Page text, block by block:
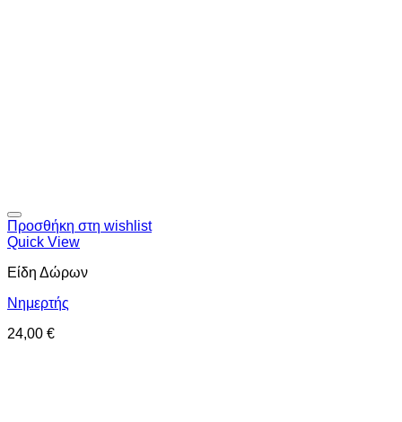
Προσθήκη στη wishlist
Quick View
Είδη Δώρων
Νημερτής
24,00 €